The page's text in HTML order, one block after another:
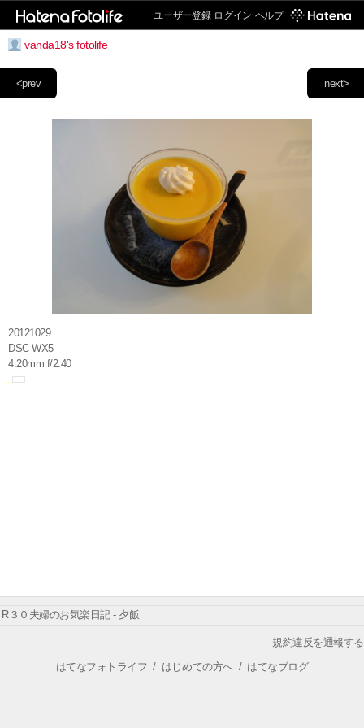
ユーザー登録 ログイン ヘルプ
vanda18's fotolife
next>
<prev
20121029
DSC-WX5
4.20mm f/2.40
R３０夫婦のお気楽日記 - 夕飯
規約違反を通報する
はてなフォトライフ / はじめての方へ/ はてなブログ